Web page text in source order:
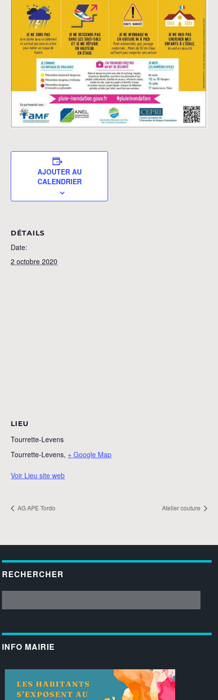
AJOUTER AU
CALENDRIER
DÉTAILS
Date:
2 octobre 2020
LIEU
Tourrette-Levens
Tourrette-Levens, + Google Map
Voir Lieu site web
AG APE Tordo Atelier couture
RECHERCHER
INFO MAIRIE